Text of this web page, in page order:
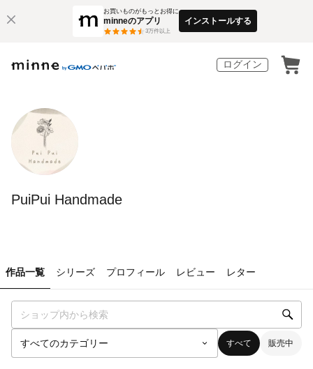
お買いものがもっとお得に
minneのアプリ
3万件以上
インストールする
ログイン
PuiPui Handmade
作品一覧 シリーズ プロフィール レビュー レター
すべて 販売中